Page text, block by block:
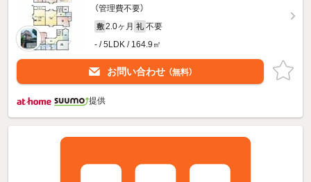
（管理費不要）
敷 2.0ヶ月 礼 不要
- / 5LDK / 164.9㎡
お問い合わせ （無料）
提供